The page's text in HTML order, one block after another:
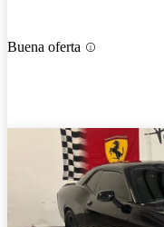
Buena oferta